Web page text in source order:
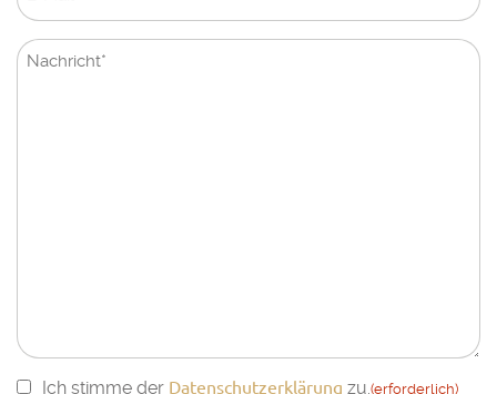
Mail(erforderlich)
Ohne
Einwilligung(erforderlich)
Ich stimme der Datenschutzerklärung zu.(erforderlich)